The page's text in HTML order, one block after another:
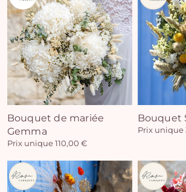
Bouquet de mariée
Gemma
Prix unique 110,00 €
Bouquet
Prix unique